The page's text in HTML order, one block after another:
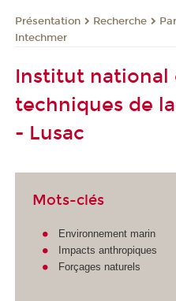
Présentation Recherche
Intechmer
Institut national
techniques de
- Lusac
Mots-clés
Environnement marin
Impacts anthropiques
Forçages naturels